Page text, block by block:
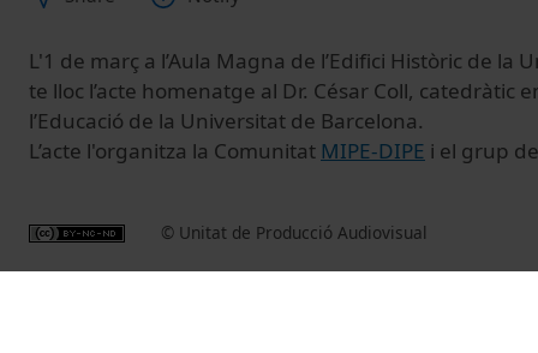
L'1 de març a l’Aula Magna de l’Edifici Històric de la
te lloc l’acte homenatge al Dr. César Coll, catedràtic
l’Educació de la Universitat de Barcelona.
L’acte l'organitza la Comunitat MIPE-DIPE i el grup
© Unitat de Producció Audiovisual